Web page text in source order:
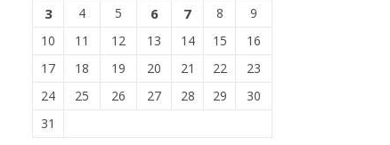
3 4 5 6 7 8
9
10
11 12 13 14 15
16
17
18 19 20 21 22
23
24
25 26 27 28 29
30
31